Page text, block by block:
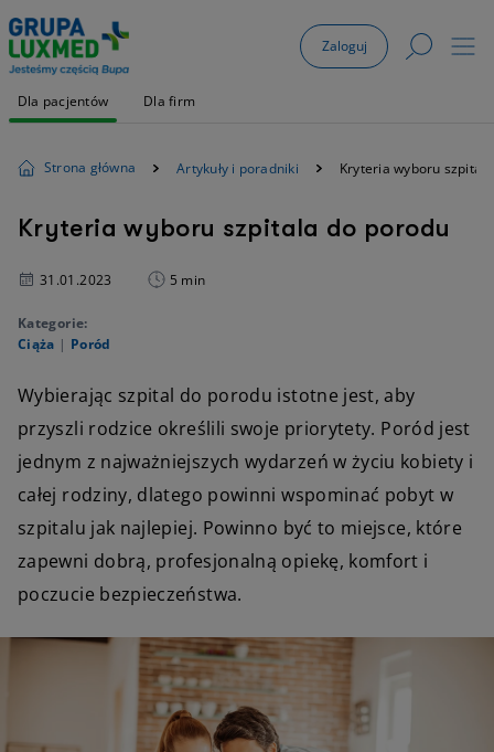
Zaloguj
Dla pacjentów Dla firm
Strona główna Artykuły i poradniki Kryteria wyboru
Kryteria wyboru szpitala do porodu
31.01.2023 5 min
Kategorie:
Ciąża | Poród
Wybierając szpital do porodu istotne jest, aby
przyszli rodzice określili swoje priorytety. Poród jest
jednym z najważniejszych wydarzeń w życiu kobiety i
całej rodziny, dlatego powinni wspominać pobyt w
szpitalu jak najlepiej. Powinno być to miejsce, które
zapewni dobrą, profesjonalną opiekę, komfort i
poczucie bezpieczeństwa.